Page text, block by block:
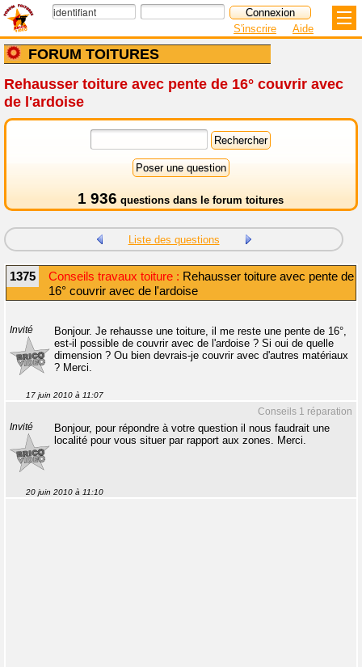
FORUM TOITURES
S'inscrire Aide
Rehausser toiture avec pente de 16° couvrir avec
de l'ardoise
1 936 questions dans le forum toitures
Liste des questions
1375 Conseils travaux toiture : Rehausser toiture avec pente de
16° couvrir avec de l'ardoise
Invité
Bonjour. Je rehausse une toiture, il me reste une pente de 16°,
est-il possible de couvrir avec de l'ardoise ? Si oui de quelle
dimension ? Ou bien devrais-je couvrir avec d'autres matériaux
? Merci.
17 juin 2010 à 11:07
Conseils 1 réparation
Invité
Bonjour, pour répondre à votre question il nous faudrait une
localité pour vous situer par rapport aux zones. Merci.
20 juin 2010 à 11:10